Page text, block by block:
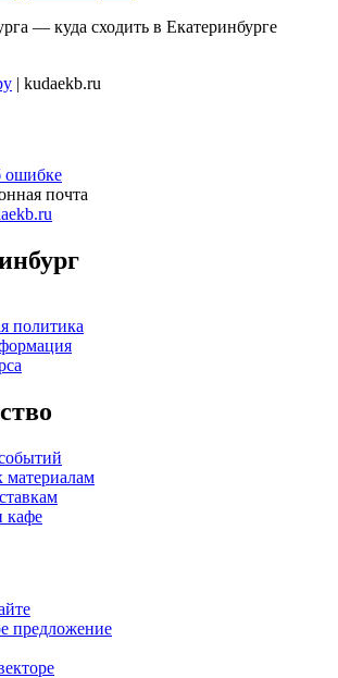
— куда сходить в Екатеринбурге
| kudaekb.ru
ошибке
почта
политика
материалам
кафе
предложение